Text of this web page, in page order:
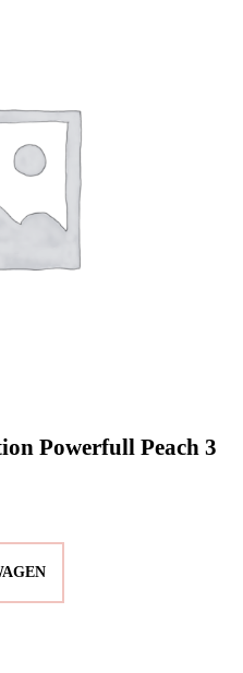
Powerfull Peach 3